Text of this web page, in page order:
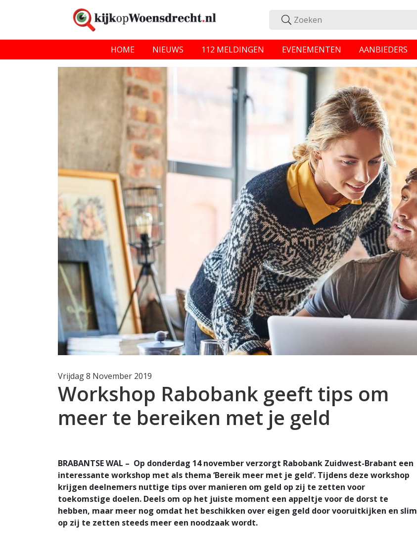
HOME NIEUWS 112 MELDINGEN EVENEMENTEN AANBIEDERS
Vrijdag 8 November 2019
Workshop Rabobank geeft tips om
meer te bereiken met je geld
BRABANTSE WAL – Op donderdag 14 november verzorgt Rabobank Zuidwest-Brabant een
interessante workshop met als thema ‘Bereik meer met je geld’. Tijdens deze workshop
krijgen deelnemers nuttige tips over manieren om geld op zij te zetten voor
toekomstige doelen. Deels om op het juiste moment een appeltje voor de dorst te
hebben, maar meer nog omdat het beschikken over eigen geld door vooruitkijken en slim
op zij te zetten steeds meer een noodzaak wordt.